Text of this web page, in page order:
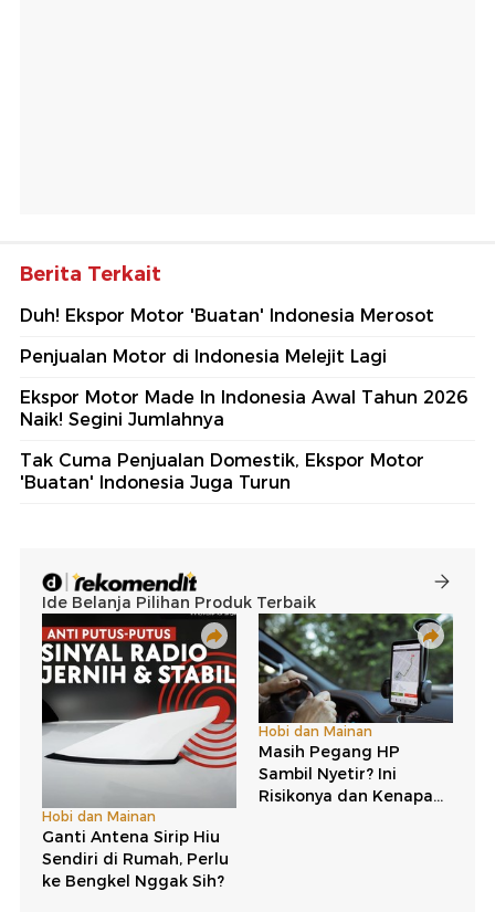
Berita Terkait
Duh! Ekspor Motor 'Buatan' Indonesia Merosot
Penjualan Motor di Indonesia Melejit Lagi
Ekspor Motor Made In Indonesia Awal Tahun 2026
Naik! Segini Jumlahnya
Tak Cuma Penjualan Domestik, Ekspor Motor
'Buatan' Indonesia Juga Turun